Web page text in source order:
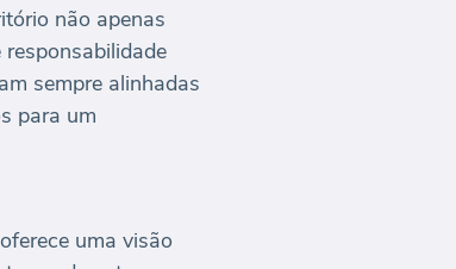
não apenas
sempre alinhadas
para um
uma visão